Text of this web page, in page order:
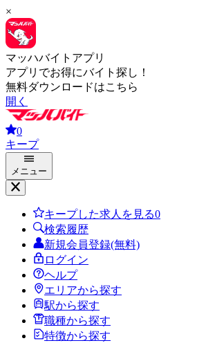
×
マッハバイトアプリ
アプリでお得にバイト探し！
無料ダウンロードはこちら
開く
0
キープ
メニュー
キープした求人を見る0
検索履歴
新規会員登録(無料)
ログイン
ヘルプ
エリアから探す
駅から探す
職種から探す
特徴から探す